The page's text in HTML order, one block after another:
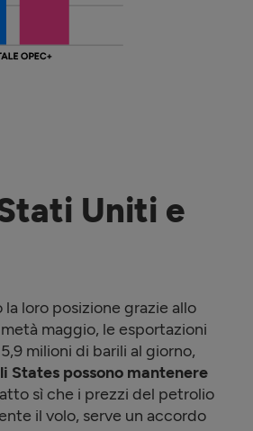
Uniti e
loro posizione grazie allo
maggio, le esportazioni
milioni di barili al giorno,
States possono mantenere
sì che i prezzi del petrolio
il volo, serve un accordo